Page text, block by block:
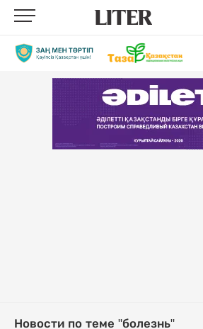
Новости по теме "болезнь"